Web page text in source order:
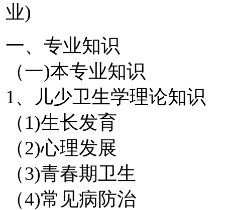
业)
一、专业知识
（一)本专业知识
1、儿少卫生学理论知识
（1)生长发育
（2)心理发展
（3)青春期卫生
（4)常见病防治